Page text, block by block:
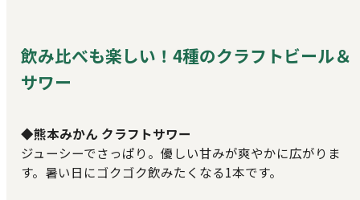
飲み比べも楽しい！4種のクラフトビール＆
サワー
◆熊本みかん クラフトサワー
ジューシーでさっぱり。優しい甘みが爽やかに広がりま
す。暑い日にゴクゴク飲みたくなる1本です。